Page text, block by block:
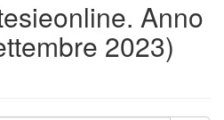
Anno
2023)